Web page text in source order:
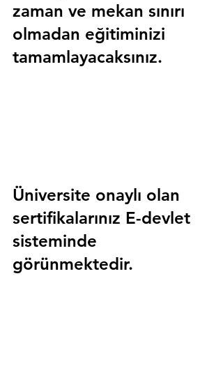
zaman ve mekan sınırı
olmadan eğitiminizi
tamamlayacaksınız.
Üniversite onaylı olan
sertifikalarınız E-devlet
sisteminde
görünmektedir.